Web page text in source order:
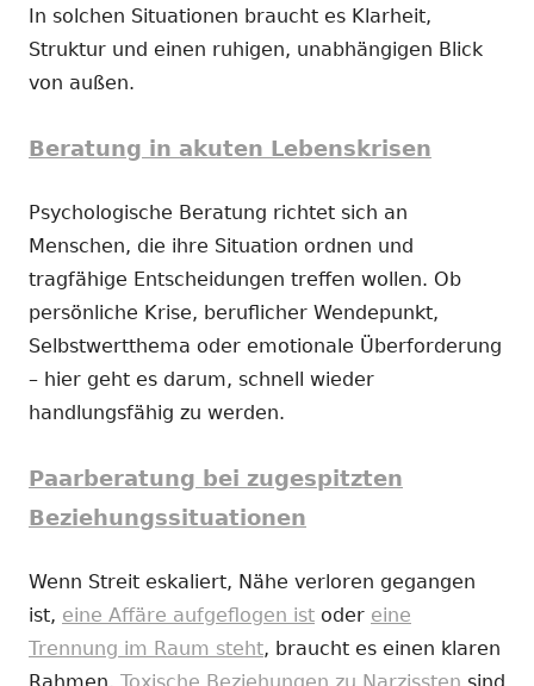
In solchen Situationen braucht es Klarheit,
Struktur und einen ruhigen, unabhängigen Blick
von außen.
Beratung in akuten Lebenskrisen
Psychologische Beratung richtet sich an
Menschen, die ihre Situation ordnen und
tragfähige Entscheidungen treffen wollen. Ob
persönliche Krise, beruflicher Wendepunkt,
Selbstwertthema oder emotionale Überforderung
– hier geht es darum, schnell wieder
handlungsfähig zu werden.
Paarberatung bei zugespitzten
Beziehungssituationen
Wenn Streit eskaliert, Nähe verloren gegangen
ist, eine Affäre aufgeflogen ist oder eine
Trennung im Raum steht, braucht es einen klaren